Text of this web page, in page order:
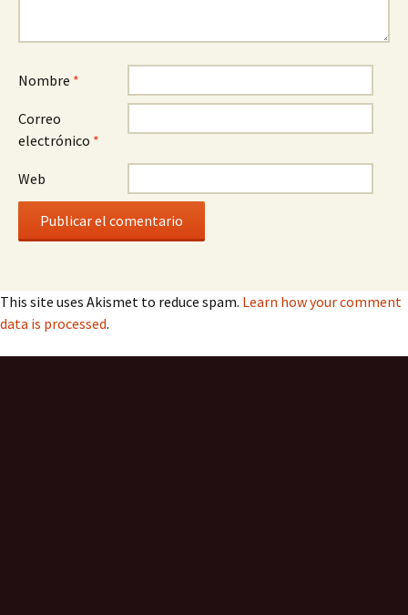
Nombre *
Correo
electrónico *
Web
This site uses Akismet to reduce spam. Learn how your comment
data is processed.